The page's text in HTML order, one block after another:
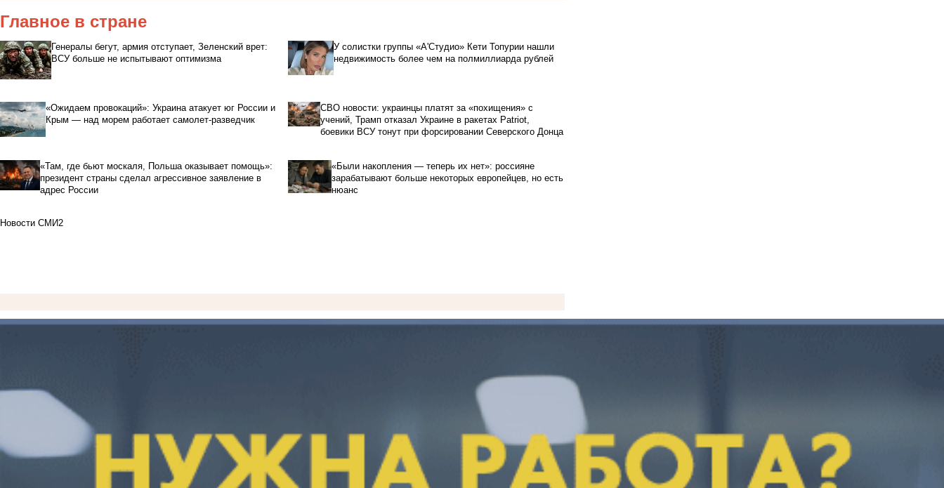
Главное в стране
Генералы бегут, армия отступает, Зеленский врет:
ВСУ больше не испытывают оптимизма
У солистки группы «А'Студио» Кети Топурии нашли
недвижимость более чем на полмиллиарда рублей
«Ожидаем провокаций»: Украина атакует юг России и
Крым — над морем работает самолет-разведчик
СВО новости: украинцы платят за «похищения» с
учений, Трамп отказал Украине в ракетах Patriot,
боевики ВСУ тонут при форсировании Северского Донца
«Там, где бьют москаля, Польша оказывает помощь»:
президент страны сделал агрессивное заявление в
адрес России
«Были накопления — теперь их нет»: россияне
зарабатывают больше некоторых европейцев, но есть
нюанс
Новости СМИ2